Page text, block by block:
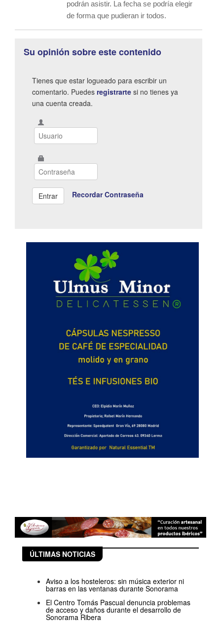
podrán asistir. La fecha se podría elegir
de forma que pudieran ir todos.
Su opinión sobre este contenido
Tienes que estar logueado para escribir un
comentario. Puedes registrarte si no tienes ya
una cuenta creada.
Recordar Contraseña
ÚLTIMAS NOTICIAS
Aviso a los hosteleros: sin música exterior ni
barras en las ventanas durante Sonorama
El Centro Tomás Pascual denuncia problemas
de acceso y daños durante el desarrollo de
Sonorama Ribera